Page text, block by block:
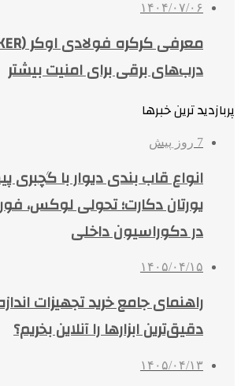
۱۴۰۴/۰۷/۰۶
درب‌های برقی برای امنیت بیشتر
پربازدید ترین خبرها
7 روز پیش
انواع قاب بندی دیوار با
یورتان دکارت؛ تحولی لوکس،
در دکوراسیون داخلی
۱۴۰۵/۰۴/۱۵
راهنمای جامع خرید تجهیزات
دقیق‌ترین ابزارها را آنلاین بخریم؟
۱۴۰۵/۰۴/۱۳